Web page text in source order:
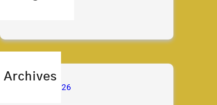
Archives
Agustus 2026